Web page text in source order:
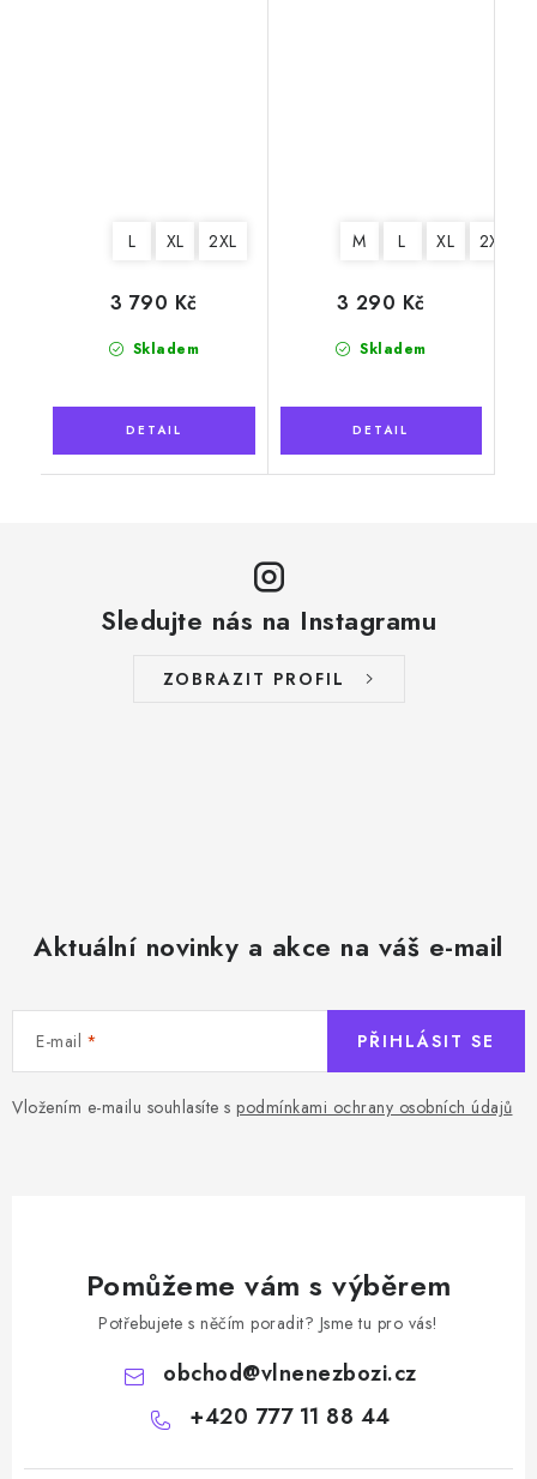
L XL 2XL
Skladem
3 790 Kč
M L XL 2XL
Skladem
3 290 Kč
Sledujte nás na Instagramu
ZOBRAZIT PROFIL
Aktuální novinky a akce na váš e-mail
E-mail
Vložením e-mailu souhlasíte s podmínkami ochrany osobních údajů
PŘIHLÁSIT SE
Pomůžeme vám s výběrem
Potřebujete s něčím poradit? Jsme tu pro vás!
obchod@vlnenezbozi.cz
+420 777 11 88 44